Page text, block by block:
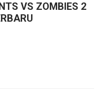
VS ZOMBIES 2